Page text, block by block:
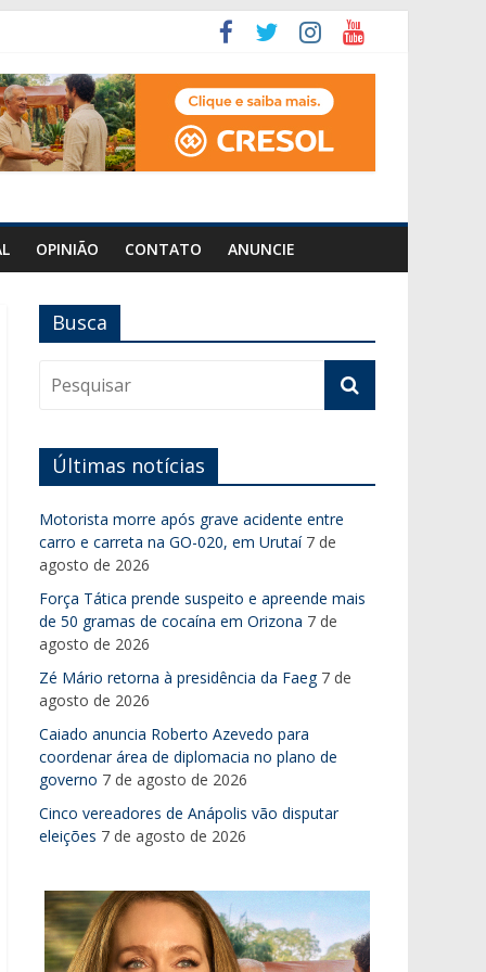
OPINIÃO CONTATO ANUNCIE
Busca
Últimas notícias
Motorista morre após grave acidente entre
carro e carreta na GO-020, em Urutaí 7 de
agosto de 2026
Força Tática prende suspeito e apreende mais
de 50 gramas de cocaína em Orizona 7 de
agosto de 2026
Zé Mário retorna à presidência da Faeg 7 de
agosto de 2026
Caiado anuncia Roberto Azevedo para
coordenar área de diplomacia no plano de
governo 7 de agosto de 2026
Cinco vereadores de Anápolis vão disputar
eleições 7 de agosto de 2026